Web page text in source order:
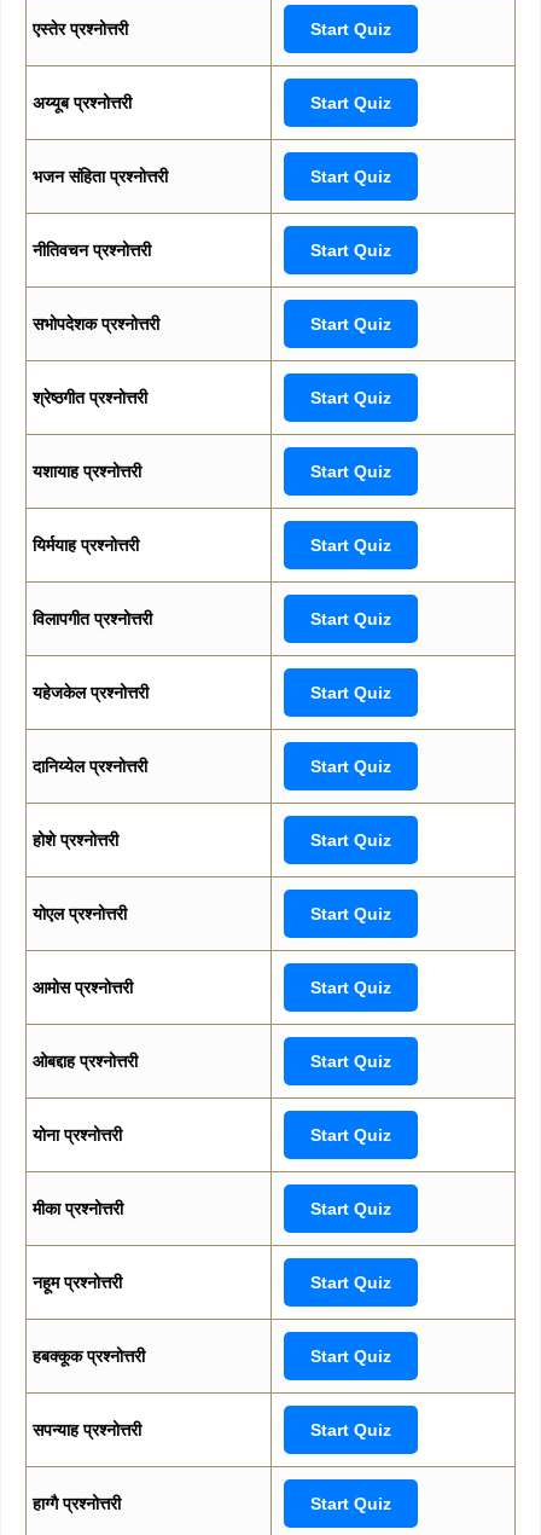
एस्तेर प्रश्नोत्तरी Start Quiz
अय्यूब प्रश्नोत्तरी Start Quiz
भजन संहिता प्रश्नोत्तरी Start Quiz
नीतिवचन प्रश्नोत्तरी Start Quiz
सभोपदेशक प्रश्नोत्तरी Start Quiz
श्रेष्ठगीत प्रश्नोत्तरी Start Quiz
यशायाह प्रश्नोत्तरी Start Quiz
यिर्मयाह प्रश्नोत्तरी Start Quiz
विलापगीत प्रश्नोत्तरी Start Quiz
यहेजकेल प्रश्नोत्तरी Start Quiz
दानिय्येल प्रश्नोत्तरी Start Quiz
होशे प्रश्नोत्तरी Start Quiz
योएल प्रश्नोत्तरी Start Quiz
आमोस प्रश्नोत्तरी Start Quiz
ओबद्दाह प्रश्नोत्तरी Start Quiz
योना प्रश्नोत्तरी Start Quiz
मीका प्रश्नोत्तरी Start Quiz
नहूम प्रश्नोत्तरी Start Quiz
हबक्कूक प्रश्नोत्तरी Start Quiz
सपन्याह प्रश्नोत्तरी Start Quiz
हाग्गै प्रश्नोत्तरी Start Quiz